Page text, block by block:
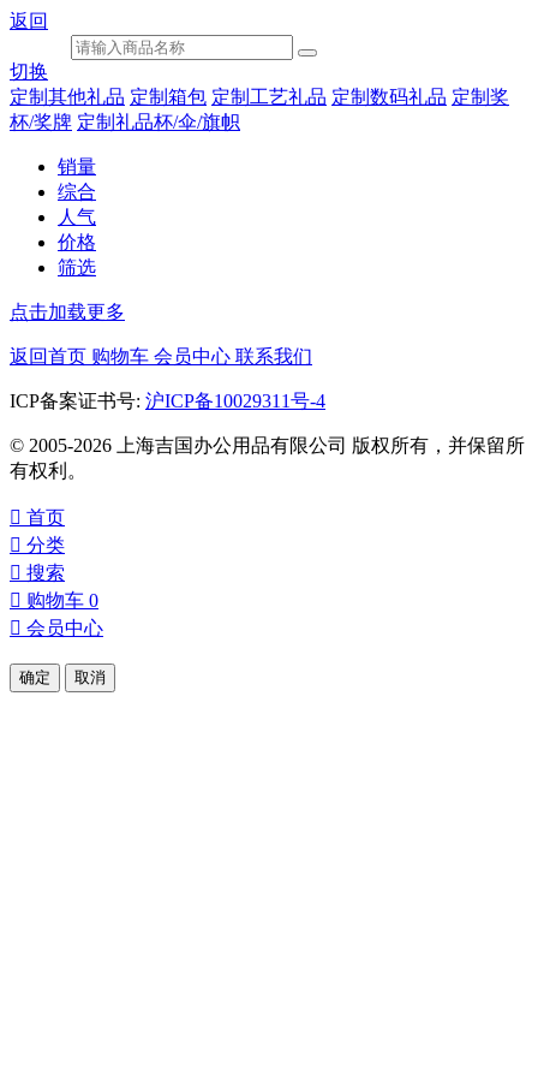
返回
切换
定制其他礼品 定制箱包 定制工艺礼品 定制数码礼品 定制奖
杯/奖牌 定制礼品杯/伞/旗帜
销量
综合
人气
价格
筛选
点击加载更多
返回首页 购物车 会员中心 联系我们
ICP备案证书号: 沪ICP备10029311号-4
© 2005-2026 上海吉国办公用品有限公司 版权所有，并保留所
有权利。
 首页
 分类
 搜索
 购物车 0
 会员中心
确定 取消